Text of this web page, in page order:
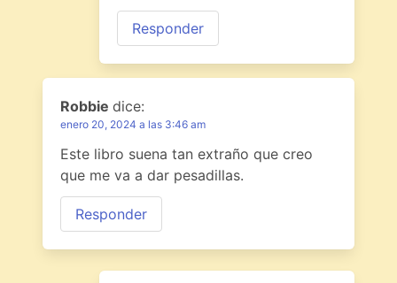
Responder
Robbie dice:
enero 20, 2024 a las 3:46 am
Este libro suena tan extraño que creo
que me va a dar pesadillas.
Responder